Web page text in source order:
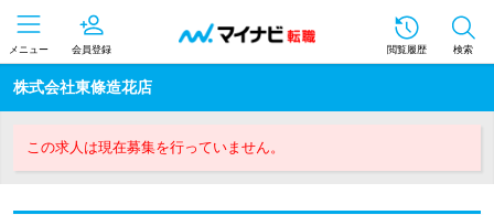
メニュー 会員登録 閲覧履歴 検索
株式会社東條造花店
この求人は現在募集を行っていません。